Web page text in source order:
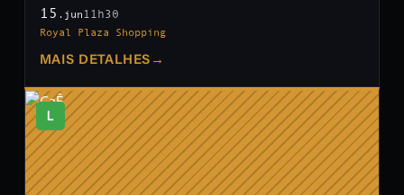
15 .jun 11h30
Royal Plaza Shopping
MAIS DETALHES →
L